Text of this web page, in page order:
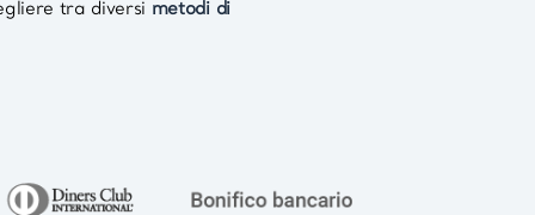
tra diversi metodi di